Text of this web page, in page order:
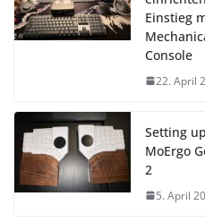
Einstieg
Console
22. April
Setting
MoErgo
2
5. April